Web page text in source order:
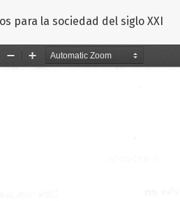
para la sociedad del siglo XXI